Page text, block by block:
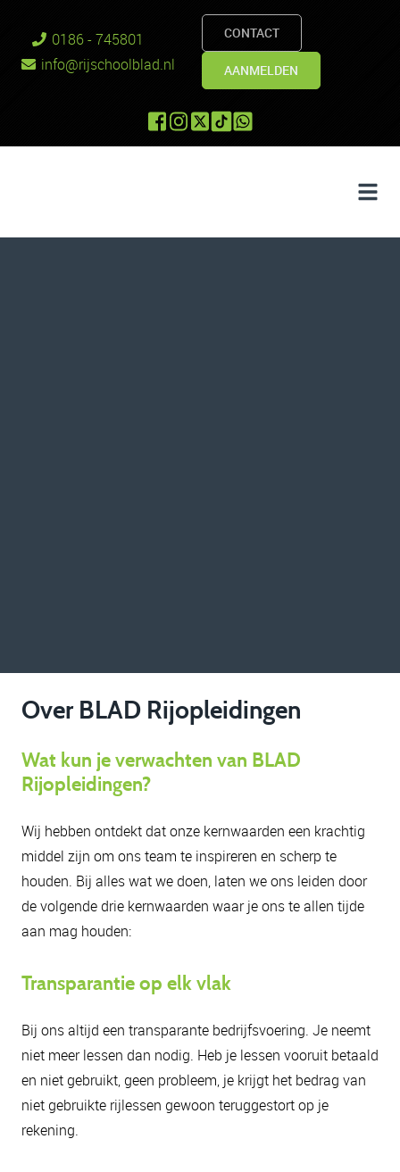
0186 - 745801
info@rijschoolblad.nl
CONTACT
AANMELDEN
Over BLAD Rijopleidingen
Wat kun je verwachten van BLAD
Rijopleidingen?
Wij hebben ontdekt dat onze kernwaarden een krachtig
middel zijn om ons team te inspireren en scherp te
houden. Bij alles wat we doen, laten we ons leiden door
de volgende drie kernwaarden waar je ons te allen tijde
aan mag houden:
Transparantie op elk vlak
Bij ons altijd een transparante bedrijfsvoering. Je neemt
niet meer lessen dan nodig. Heb je lessen vooruit betaald
en niet gebruikt, geen probleem, je krijgt het bedrag van
niet gebruikte rijlessen gewoon teruggestort op je
rekening.